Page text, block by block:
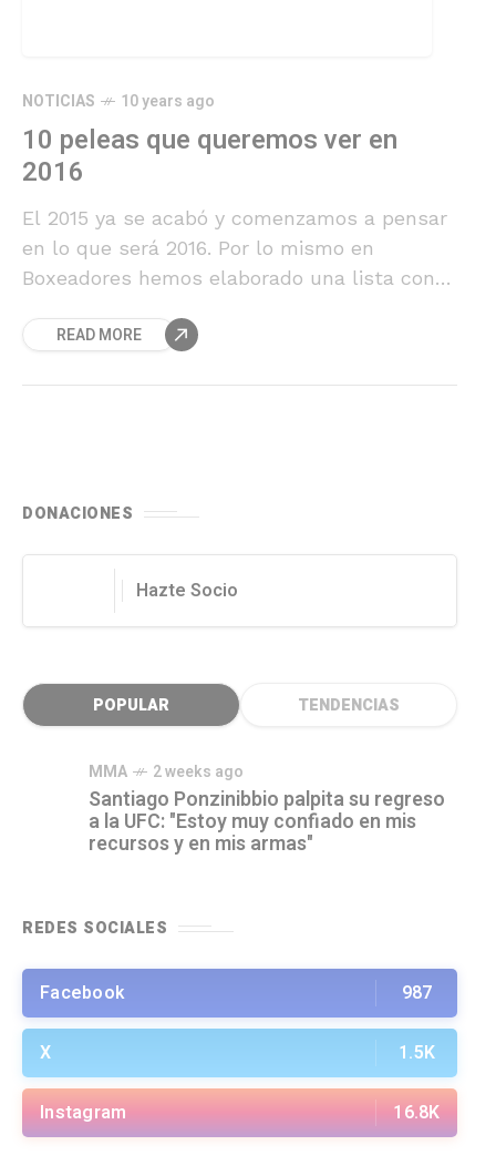
NOTICIAS 10 years ago
10 peleas que queremos ver en
2016
El 2015 ya se acabó y comenzamos a pensar
en lo que será 2016. Por lo mismo en
Boxeadores hemos elaborado una lista con
los siguientes doce meses.
READ MORE
DONACIONES
Hazte Socio
POPULAR TENDENCIAS
MMA 2 weeks ago
Santiago Ponzinibbio palpita su regreso
a la UFC: "Estoy muy confiado en mis
recursos y en mis armas"
REDES SOCIALES
Facebook 987
X 1.5K
Instagram 16.8K